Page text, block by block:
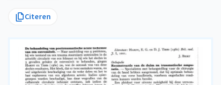
Citeren